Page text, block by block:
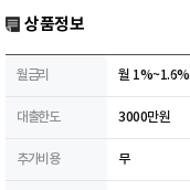
상품정보
월금리 월 1%~1.6%
대출한도 3000만원
추가비용 무